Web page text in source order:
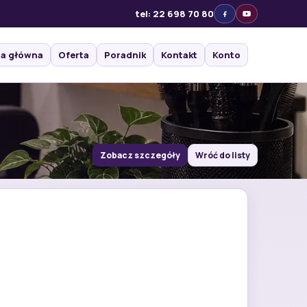
tel: 22 698 70 80
główna Oferta Poradnik Kontakt Konto
Zobacz szczegóły Wróć do listy